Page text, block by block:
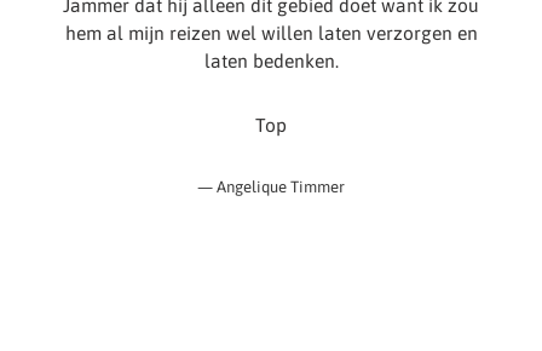
Jammer dat hij alleen dit gebied doet want ik zou
hem al mijn reizen wel willen laten verzorgen en
laten bedenken.
Top
Angelique Timmer